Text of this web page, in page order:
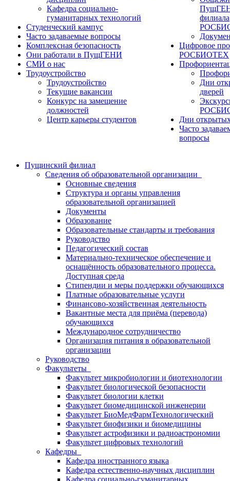
Кафедра социально-
гуманитарных технологий
Студенческий кампус
Часто задаваемые вопросы
Комплексная безопасность
Они работали в ПущГЕНИ
СМИ о нас
Трудоустройство
Трудоустройство
Текущие вакансии
Конкурс на замещение
должностей
Центр карьеры студентов
филиала
Цифровое
РОСБИОТЕХ
Дни
дверей
Дни
Часто
вопросы
Пущинский филиал
Сведения об образовательной организации
Основные сведения
Структура и органы управления
образовательной организацией
Документы
Образование
Образовательные стандарты и требования
Руководство
Педагогический состав
Материально-техническое обеспечение и
оснащённость образовательного процесса.
Доступная среда
Стипендии и меры поддержки обучающихся
Платные образовательные услуги
Финансово-хозяйственная деятельность
Вакантные места для приёма (перевода)
обучающихся
Международное сотрудничество
Организация питания в образовательной
организации
Руководство
Факультеты
Факультет микробиологии и биотехнологии
Факультет биологической безопасности
Факультет биологии клетки
Факультет биомедицинской инженерии
Факультет БиоМедФармТехнологический
Факультет биофизики и биомедицины
Факультет астрофизики и радиоастрономии
Факультет цифровых технологий
Кафедры
Кафедра иностранного языка
Кафедра естественно-научных дисциплин
Кафедра социально-гуманитарных